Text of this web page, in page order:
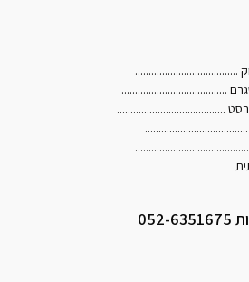
......................................
.......................................
........................................
......................................